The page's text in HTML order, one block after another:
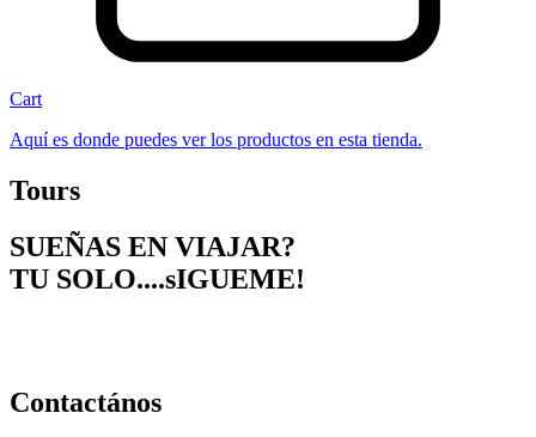
Cart
Aquí es donde puedes ver los productos en esta tienda.
Tours
SUEÑAS EN VIAJAR?
TU SOLO....sIGUEME!
Contactános